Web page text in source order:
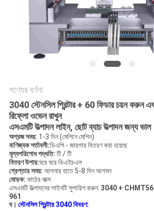
গোপনীয়তা
পণ্যের বর্ণনা
3040 স্টেনসিল প্রিন্টার + 60 ফিডার চয়ন করুন
রিফ্লো ওভেন রাখুন
এসএমটি উত্পাদন লাইন, ছোট ব্যাচ উত্পাদন জন্য
অগ্রজ সময়: 1-3 দিন (মেশিনে মেশিন)
বাণিজ্যক শর্তাবলী:ডিএপি - জায়গায় বিতরণ করা হয়েছে
মূল্যপরিশোধ পদ্ধতি: টি / টি
বিতরণ উপায়:ঘরে ঘরে ডিএইচএল
গ্রেপ্তার সময়: আপনার হাতে 5-8 দিন আগমন
মোড়ক: কাঠের বাক্স
এসএমটি উত্পাদনের লাইনটি সুপারিশ করুন: 3040 +
961
ঘ। স্টেনসিল প্রিন্টার 3040 বিবরণ: